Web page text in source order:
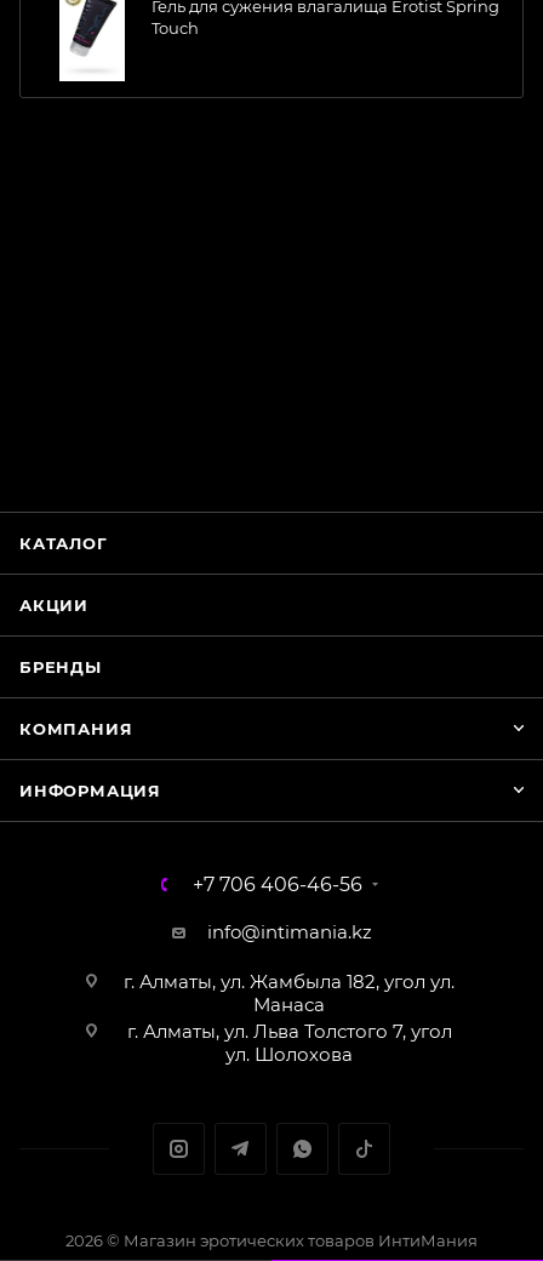
Гель для сужения влагалища Erotist Spring
Touch
КАТАЛОГ
АКЦИИ
БРЕНДЫ
КОМПАНИЯ
ИНФОРМАЦИЯ
+7 706 406-46-56
info@intimania.kz
г. Алматы, ул. Жамбыла 182, угол ул.
Манаса
г. Алматы, ул. Льва Толстого 7, угол
ул. Шолохова
2026 © Магазин эротических товаров ИнтиМания
WhatsApp